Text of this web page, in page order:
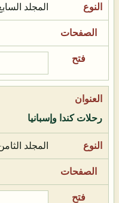
المجلد
رحلات كندا وإسبانيا
المجلد